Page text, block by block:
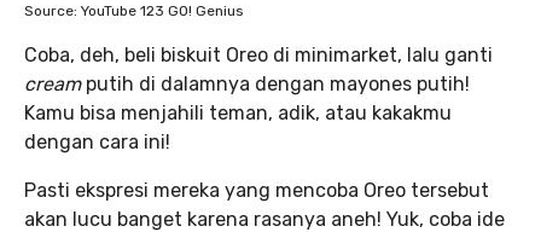
Source: YouTube 123 GO! Genius
Coba, deh, beli biskuit Oreo di minimarket, lalu ganti
cream putih di dalamnya dengan mayones putih!
Kamu bisa menjahili teman, adik, atau kakakmu
dengan cara ini!
Pasti ekspresi mereka yang mencoba Oreo tersebut
akan lucu banget karena rasanya aneh! Yuk, coba ide